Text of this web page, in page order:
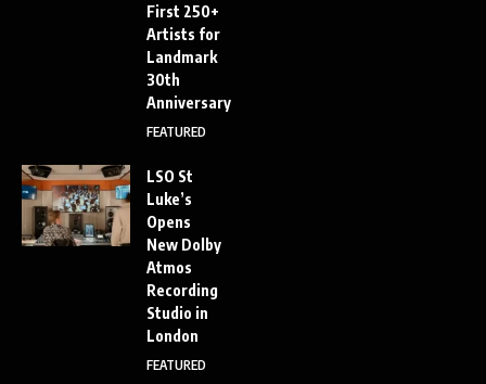
First 250+
Artists for
Landmark
30th
Anniversary
FEATURED
LSO St
Luke’s
Opens
New Dolby
Atmos
Recording
Studio in
London
FEATURED